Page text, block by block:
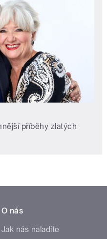
příběhy zlatých
O nás
Jak nás naladíte